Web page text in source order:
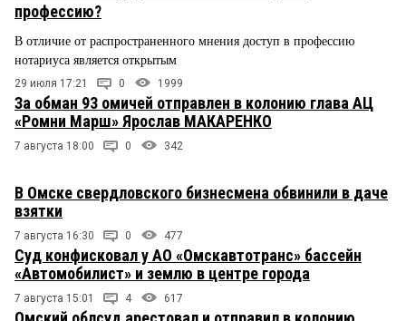
профессию?
В отличие от распространенного мнения доступ в профессию
нотариуса является открытым
29 июля 17:21 0 1999
За обман 93 омичей отправлен в колонию глава АЦ
«Ромни Марш» Ярослав МАКАРЕНКО
7 августа 18:00 0 342
В Омске свердловского бизнесмена обвинили в даче
взятки
7 августа 16:30 0 477
Суд конфисковал у АО «Омскавтотранс» бассейн
«Автомобилист» и землю в центре города
7 августа 15:01 4 617